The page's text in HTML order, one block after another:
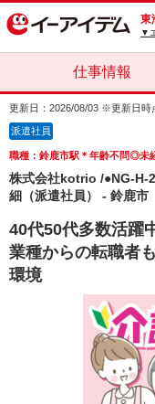
東
▼
仕事情報
更新日：2026/08/03 ※更新日時
派遣社員
職種：鈴鹿市駅＊年齢不問◎未
株式会社kotrio /●NG-H-
細（派遣社員） - 鈴鹿市
40代50代多数活躍
業種からの転職者
環境